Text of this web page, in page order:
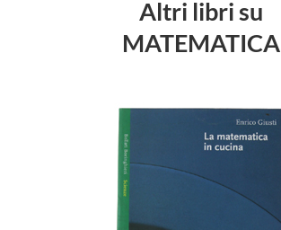
Altri libri su
MATEMATICA